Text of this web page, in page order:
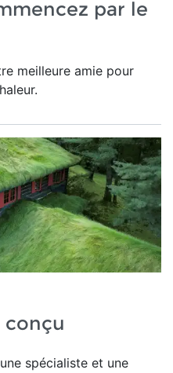
par le
meilleure amie pour
spécialiste et une